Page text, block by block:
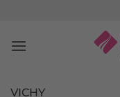
contenido
VICHY